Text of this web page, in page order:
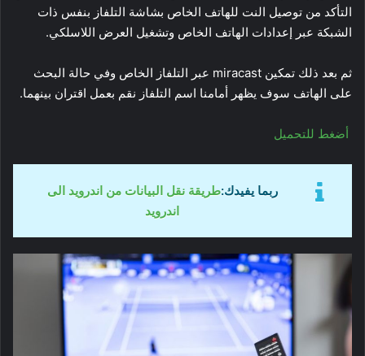
التأكد من توصيل النت للهاتف الخاص بشاشة التلفاز بنفس ذات
الشبكة عبر إعدادات الهاتف الخاص وتشغيل العرض اللاسلكي.
ثم بعد ذلك تمكين miracast عبر التلفاز الخاص وفي حالة البحث
على الهاتف سوف يظهر أمامنا اسم التلفاز نقم بعمل اقتران بينهما.
أضغط للتحميل
ربما يفيدك:طريقة نقل البيانات من اندرويد الى
اندرويد